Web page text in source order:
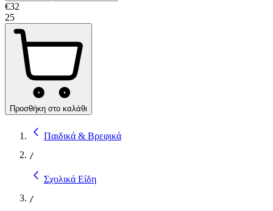
€32
25
Προσθήκη στο καλάθι
Παιδικά & Βρεφικά
/
Σχολικά Είδη
/